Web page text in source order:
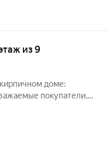
из 9
доме:
покупатели,
посредников, что